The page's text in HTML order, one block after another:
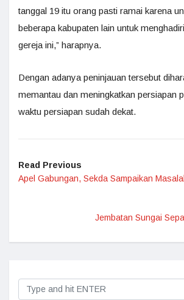
tanggal 19 itu orang pasti ramai karena
beberapa kabupaten lain untuk
gereja ini,” harapnya.
Dengan adanya peninjauan tersebut
memantau dan meningkatkan persiapan
waktu persiapan sudah dekat.
Read Previous
Apel Gabungan, Sekda Sampaikan
Jembatan Sungai